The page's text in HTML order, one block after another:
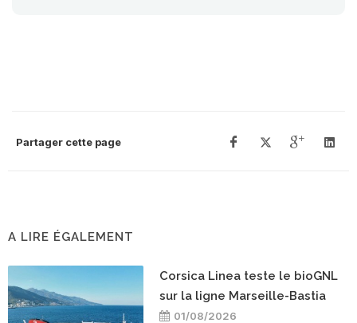
Partager cette page
A LIRE ÉGALEMENT
Corsica Linea teste le bioGNL
sur la ligne Marseille-Bastia
01/08/2026